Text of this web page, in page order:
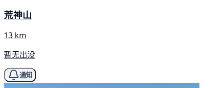
荒神山
13 km
暂无出没
通知